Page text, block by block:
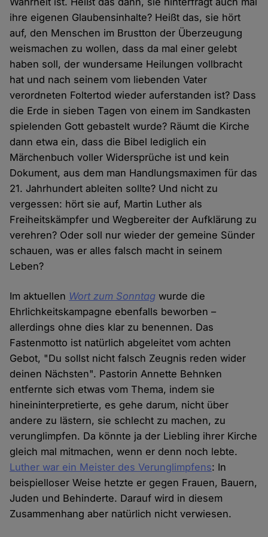
ihre eigenen Glaubensinhalte? Heißt das, sie hört
auf, den Menschen im Brustton der Überzeugung
weismachen zu wollen, dass da mal einer gelebt
haben soll, der wundersame Heilungen vollbracht
hat und nach seinem vom liebenden Vater
verordneten Foltertod wieder auferstanden ist? Dass
die Erde in sieben Tagen von einem im Sandkasten
spielenden Gott gebastelt wurde? Räumt die Kirche
dann etwa ein, dass die Bibel lediglich ein
Märchenbuch voller Widersprüche ist und kein
Dokument, aus dem man Handlungsmaximen für das
21. Jahrhundert ableiten sollte? Und nicht zu
vergessen: hört sie auf, Martin Luther als
Freiheitskämpfer und Wegbereiter der Aufklärung zu
verehren? Oder soll nur wieder der gemeine Sünder
schauen, was er alles falsch macht in seinem
Leben?
Im aktuellen Wort zum Sonntag wurde die
Ehrlichkeitskampagne ebenfalls beworben –
allerdings ohne dies klar zu benennen. Das
Fastenmotto ist natürlich abgeleitet vom achten
Gebot, "Du sollst nicht falsch Zeugnis reden wider
deinen Nächsten". Pastorin Annette Behnken
entfernte sich etwas vom Thema, indem sie
hineininterpretierte, es gehe darum, nicht über
andere zu lästern, sie schlecht zu machen, zu
verunglimpfen. Da könnte ja der Liebling ihrer Kirche
gleich mal mitmachen, wenn er denn noch lebte.
Luther war ein Meister des Verunglimpfens: In
beispielloser Weise hetzte er gegen Frauen, Bauern,
Juden und Behinderte. Darauf wird in diesem
Zusammenhang aber natürlich nicht verwiesen.